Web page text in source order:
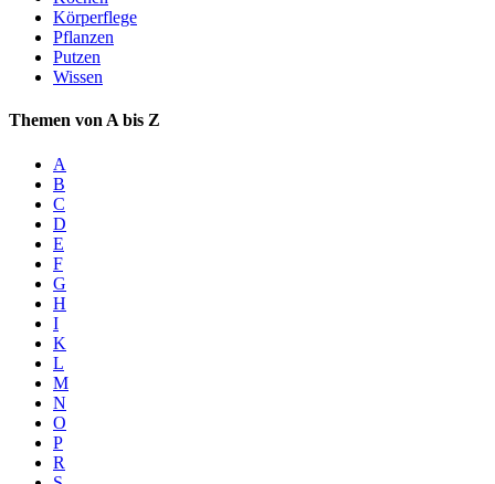
Körperflege
Pflanzen
Putzen
Wissen
Themen von A bis Z
A
B
C
D
E
F
G
H
I
K
L
M
N
O
P
R